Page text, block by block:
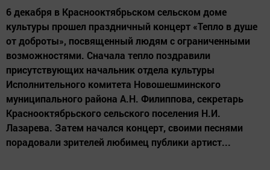
6 декабря в Краснооктябрьском сельском доме
культуры прошел праздничный концерт «Тепло в душе
от доброты», посвященный людям с ограниченными
возможностями. Сначала тепло поздравили
присутствующих начальник отдела культуры
Исполнительного комитета Новошешминского
муниципального района А.Н. Филиппова, секретарь
Краснооктябрьского сельского поселения Н.И.
Лазарева. Затем начался концерт, своими песнями
порадовали зрителей любимец публики артист...